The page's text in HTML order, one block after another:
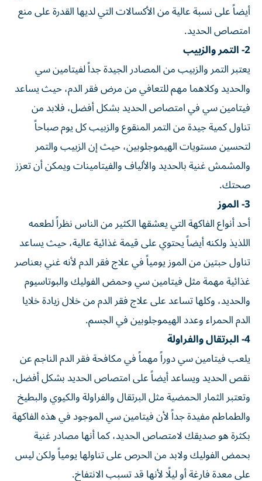
أيضاً على نسبة عالية من الأكسالات التي لديها القدرة على منع
امتصاص الحديد.
2- التمر والزبيب
يعتبر التمر والزبيب من المصادر الجيدة جداً لفيتامين سي
والحديد وكلاهما مهم للتعافي من مرض فقر الدم، حيث يساعد
فيتامين سي في امتصاص الحديد بشكل أفضل، فلابد من
تناول كمية جيدة من التمر المنقوع والزبيب كل يوم صباحاً
لتحسين مستويات الهيموجلوبين، حيث إن الزبيب والتمر
والمشمش غنية بالحديد والألياف والفيتامينات ويمكن أن تعزز
صحتك.
3- الموز
أحد أنواع الفاكهة التي يعشقها الكثير من الناس نظراً لطعمه
اللذيذ ولكنه أيضاً يحتوي على قيمة غذائية عالية، حيث يساعد
تناول حبتين من الموز يومياً في علاج فقر الدم لأنه غني بعناصر
غذائية مهمة مثل فيتامين سي وحمض الفوليك والبوتاسيوم
والحديد، وكلها تساعد على علاج فقر الدم من خلال زيادة خلايا
الدم الحمراء وعدد الهيموجلوبين في الجسم.
4- البرتقال والفراولة
يلعب فيتامين سي دوراً مهماً في مكافحة فقر الدم الناجم عن
نقص الحديد ويساعد أيضاً على امتصاص الحديد بشكل أفضل،
وتعتبر الثمار الحمضية مثل البرتقال والفراولة والكيوي والبطيخ
والطماطم مفيدة جداً لأن فيتامين سي الموجود في هذه الفاكهة
بكثرة هو صديقك لامتصاص الحديد، كما أنها مصادر غنية
بحمض الفوليك ولابد من الحرص على تناولها يومياً ولكن ليس
على معدة فارغة أو ليلًا لأنها قد تسبب الانتفاخ.